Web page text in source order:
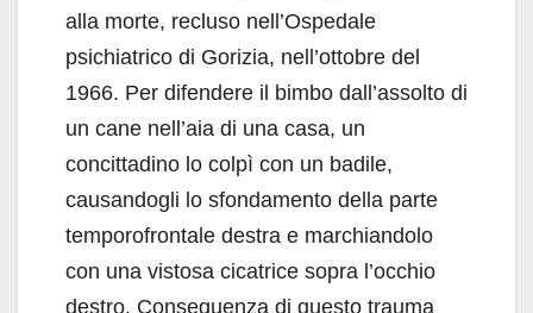
alla morte, recluso nell’Ospedale
psichiatrico di Gorizia, nell’ottobre del
1966. Per difendere il bimbo dall’assolto di
un cane nell’aia di una casa, un
concittadino lo colpì con un badile,
causandogli lo sfondamento della parte
temporofrontale destra e marchiandolo
con una vistosa cicatrice sopra l’occhio
destro. Conseguenza di questo trauma